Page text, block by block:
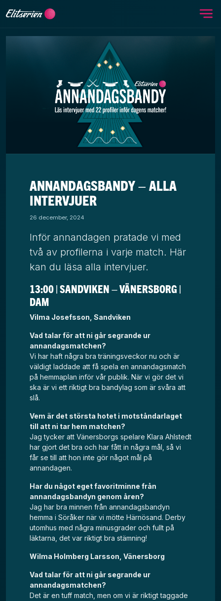
ANNANDAGSBANDY – ALLA
INTERVJUER
26 december, 2024
Inför annandagen pratade vi med
två av profilerna i varje match. Här
kan du läsa alla intervjuer.
13:00 | SANDVIKEN – VÄNERSBORG |
DAM
Vilma Josefsson, Sandviken
Vad talar för att ni går segrande ur
annandagsmatchen?
Vi har haft några bra träningsveckor nu och är
väldigt laddade att få spela en annandagsmatch
på hemmaplan inför vår publik. När vi gör det vi
ska är vi ett riktigt bra bandylag som är svåra att
slå.
Vem är det största hotet i motståndarlaget
till att ni tar hem matchen?
Jag tycker att Vänersborgs spelare Klara Ahlstedt
har gjort det bra och har fått in några mål, så vi
får se till att hon inte gör något mål på
annandagen.
Har du något eget favoritminne från
annandagsbandyn genom åren?
Jag har bra minnen från annandagsbandyn
hemma i Söråker när vi mötte Härnösand. Derby
utomhus med några minusgrader och fullt på
läktarna, det var riktigt bra stämning!
Wilma Holmberg Larsson, Vänersborg
Vad talar för att ni går segrande ur
annandagsmatchen?
Det är en tuff match, men om vi är riktigt taggade